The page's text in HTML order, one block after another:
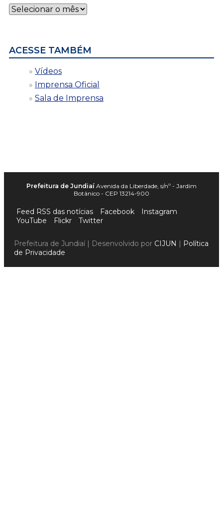
Notícias
por
ACESSE TAMBÉM
Vídeos
Imprensa Oficial
Sala de Imprensa
Prefeitura de Jundiaí Avenida da Liberdade, s/nº - Jardim
Botânico - CEP 13214-900
Feed RSS das notícias Facebook
Instagram
YouTube
Flickr Twitter
Prefeitura de Jundiaí | Desenvolvido por CIJUN | Política
de Privacidade